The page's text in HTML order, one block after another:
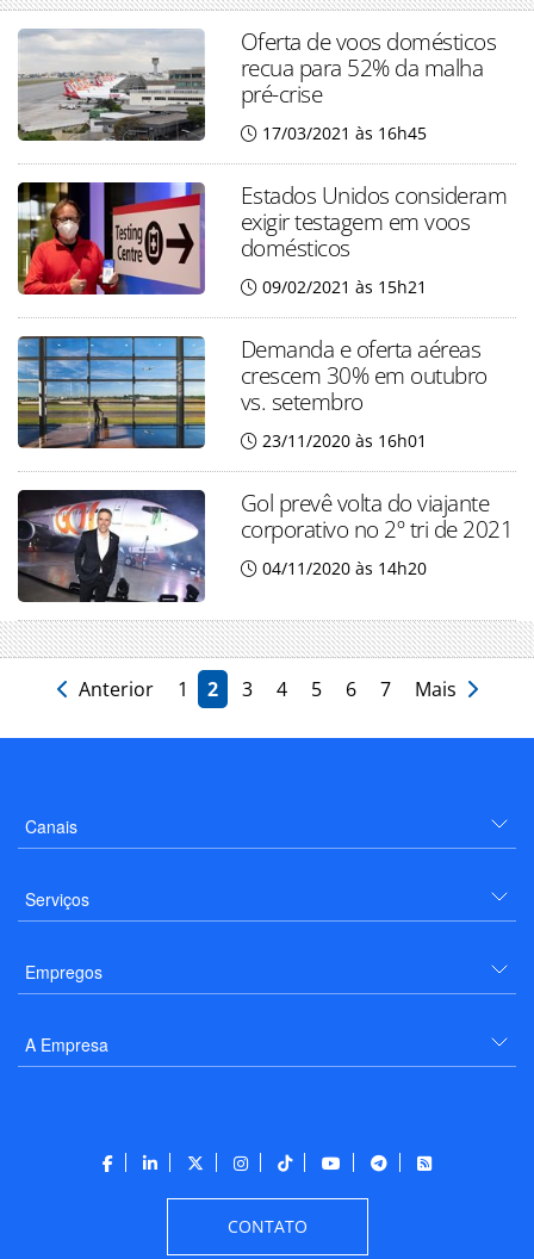
Oferta de voos domésticos
recua para 52% da malha
pré-crise
17/03/2021 às 16h45
Estados Unidos consideram
exigir testagem em voos
domésticos
09/02/2021 às 15h21
Demanda e oferta aéreas
crescem 30% em outubro
vs. setembro
23/11/2020 às 16h01
Gol prevê volta do viajante
corporativo no 2º tri de 2021
04/11/2020 às 14h20
Anterior 1 2 3 4 5 6 7 Mais
Canais
Serviços
Empregos
A Empresa
CONTATO